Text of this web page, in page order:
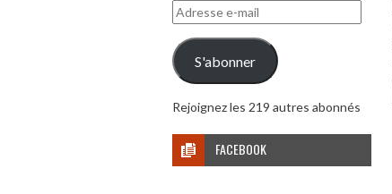
Adresse
e-
mail
S'abonner
Rejoignez les 219 autres abonnés
FACEBOOK